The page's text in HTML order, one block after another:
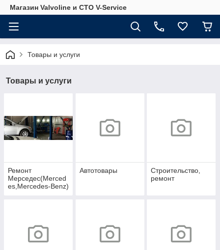
Магазин Valvoline и СТО V-Service
Товары и услуги
Товары и услуги
Ремонт
Мерседес(Merced
es,Mercedes-Benz)
Автотовары
Строительство,
ремонт